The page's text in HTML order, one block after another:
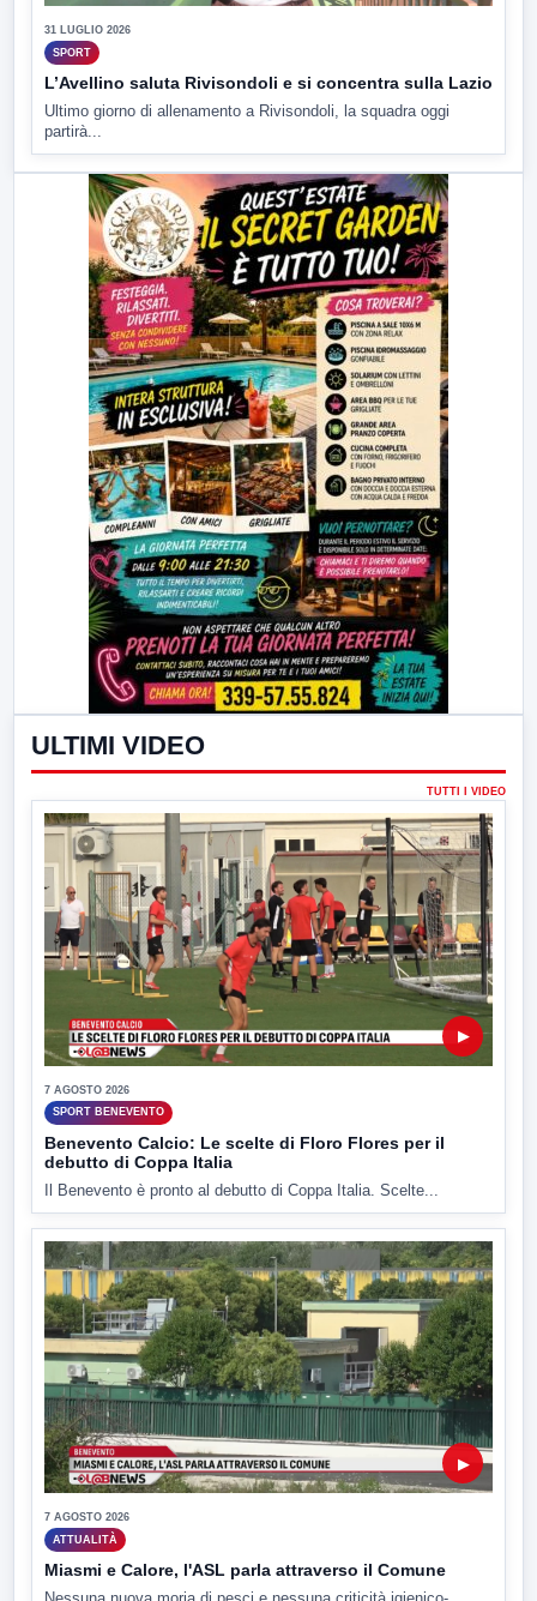
31 LUGLIO 2026
SPORT
L’Avellino saluta Rivisondoli e si concentra sulla Lazio
Ultimo giorno di allenamento a Rivisondoli, la squadra oggi
partirà...
ULTIMI VIDEO
TUTTI I VIDEO
▶
7 AGOSTO 2026
SPORT BENEVENTO
Benevento Calcio: Le scelte di Floro Flores per il
debutto di Coppa Italia
Il Benevento è pronto al debutto di Coppa Italia. Scelte...
▶
7 AGOSTO 2026
ATTUALITÀ
Miasmi e Calore, l'ASL parla attraverso il Comune